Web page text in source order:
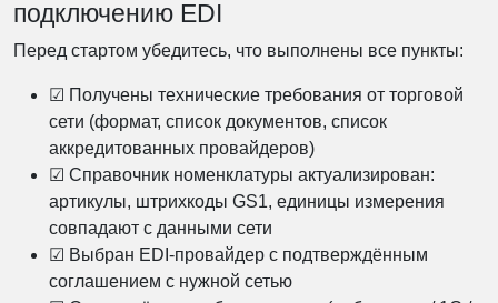
подключению EDI
Перед стартом убедитесь, что выполнены все пункты:
☑ Получены технические требования от торговой
сети (формат, список документов, список
аккредитованных провайдеров)
☑ Справочник номенклатуры актуализирован:
артикулы, штрихкоды GS1, единицы измерения
совпадают с данными сети
☑ Выбран EDI-провайдер с подтверждённым
соглашением с нужной сетью
бизнеса.
Нажимая «Отправить», вы соглашаетесь с
персональных данных